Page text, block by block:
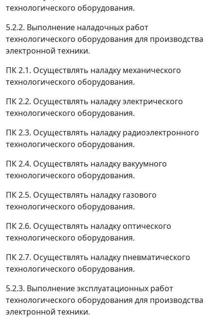
технологического оборудования.
5.2.2. Выполнение наладочных работ
технологического оборудования для производства
электронной техники.
ПК 2.1. Осуществлять наладку механического
технологического оборудования.
ПК 2.2. Осуществлять наладку электрического
технологического оборудования.
ПК 2.3. Осуществлять наладку радиоэлектронного
технологического оборудования.
ПК 2.4. Осуществлять наладку вакуумного
технологического оборудования.
ПК 2.5. Осуществлять наладку газового
технологического оборудования.
ПК 2.6. Осуществлять наладку оптического
технологического оборудования.
ПК 2.7. Осуществлять наладку пневматического
технологического оборудования.
5.2.3. Выполнение эксплуатационных работ
технологического оборудования для производства
электронной техники.